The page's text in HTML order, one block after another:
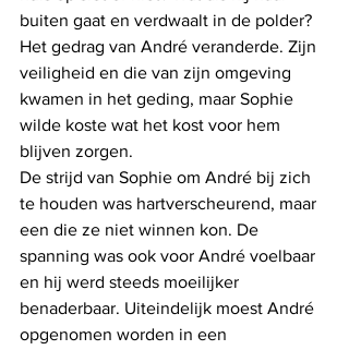
buiten gaat en verdwaalt in de polder?
Het gedrag van André veranderde. Zijn
veiligheid en die van zijn omgeving
kwamen in het geding, maar Sophie
wilde koste wat het kost voor hem
blijven zorgen.
De strijd van Sophie om André bij zich
te houden was hartverscheurend, maar
een die ze niet winnen kon. De
spanning was ook voor André voelbaar
en hij werd steeds moeilijker
benaderbaar. Uiteindelijk moest André
opgenomen worden in een